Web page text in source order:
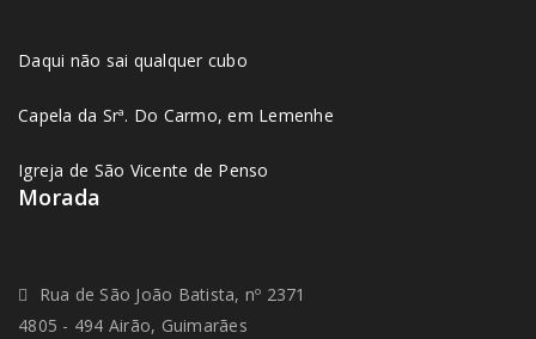
Daqui não sai qualquer cubo
Capela da Srª. Do Carmo, em Lemenhe
Igreja de São Vicente de Penso
Morada
Rua de São João Batista, nº 2371
4805 - 494 Airão, Guimarães